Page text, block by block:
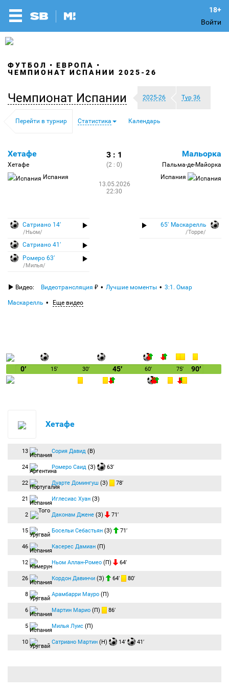
Войти
ФУТБОЛ
ЕВРОПА
ЧЕМПИОНАТ ИСПАНИИ 2025-26
Чемпионат Испании 2025-26 Тур 36
Перейти в турнир Статистика Календарь
Хетафе
Хетафе
Испания
3 : 1
(2 : 0)
13.05.2026
22:30
Мальорка
Пальма-де-Майорка
Испания
Сатриано 14′
/Ньом/
Сатриано 41′
Ромеро 63′
/Милья/
65′ Маскарелль
/Торре/
Видео: Видеотрансляция Лучшие моменты 3:1. Омар
Маскарелль Еще видео
0′ 15′ 30′ 45′ 60′ 75′ 90′
Хетафе
13 Сория Давид (В)
24 Ромеро Саид (З) 63′
22 Дуарте Домингуш (З) 78′
21 Иглесиас Хуан (З)
2 Даконам Джене (З) 71′
15 Босельи Себастьян (З) 71′
46 Касерес Дамиан (П)
12 Ньом Аллан-Ромео (П) 64′
26 Кордон Давинчи (З) 64′ 80′
8 Арамбарри Мауро (П)
6 Мартин Марио (П) 86′
5 Милья Луис (П)
10 Сатриано Мартин (Н) 14′ 41′